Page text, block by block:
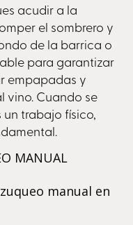
acudir a la
el sombrero y
de la barrica o
para garantizar
empapadas y
vino. Cuando se
un trabajo físico,
manual en